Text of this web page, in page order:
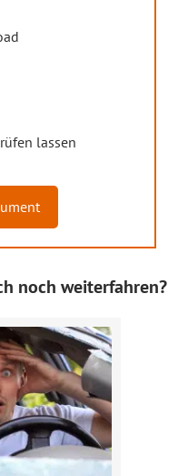
lassen
noch weiterfahren?